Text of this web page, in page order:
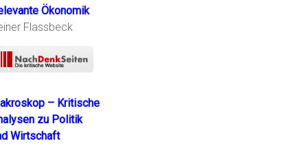
Ökonomik
Flassbeck
– Kritische
zu Politik
Wirtschaft